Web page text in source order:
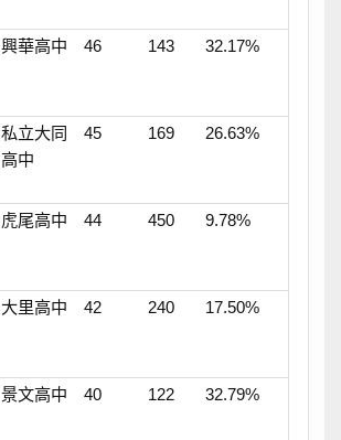
興華高中 46 143 32.17%
私立大同
高中
45 169 26.63%
虎尾高中 44 450 9.78%
大里高中 42 240 17.50%
景文高中 40 122 32.79%